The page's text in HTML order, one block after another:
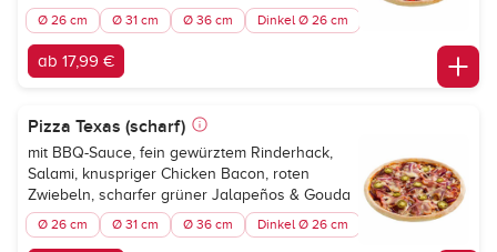
Ø 26 cm Ø 31 cm Ø 36 cm Dinkel Ø 26 cm
ab 17,99 €
Pizza Texas (scharf)
mit BBQ-Sauce, fein gewürztem Rinderhack,
Salami, knuspriger Chicken Bacon, roten
Zwiebeln, scharfer grüner Jalapeños & Gouda
Ø 26 cm Ø 31 cm Ø 36 cm Dinkel Ø 26 cm